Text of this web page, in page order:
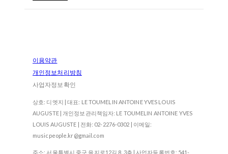
이용약관
개인정보처리방침
사업자정보확인
상호: 디엣지 | 대표: LE TOUMELIN ANTOINE YVES LOUIS
AUGUSTE | 개인정보관리책임자: LE TOUMELIN ANTOINE YVES
LOUIS AUGUSTE | 전화: 02-2276-0302 | 이메일:
musicpeople.kr@gmail.com
주소: 서울특별시 중구 을지로12길 8, 3층 | 사업자등록번호: 541-